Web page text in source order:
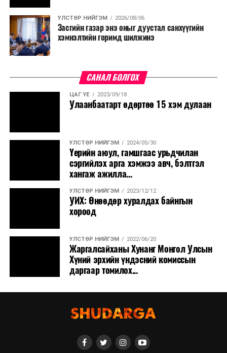
Төсвийн сахилга бат сайжирч, эдийн засгийн нөхцөл
байдал хэвийн болсон тохиолдолд эдгээр
хязгаарлалтыг үе шаттайгаар сулруулах юм.
УЛСТӨР НИЙГЭМ 2026/08/06
Засгийн газар энэ оныг дуустал санхүүгийн
хэмнэлтийн горимд шилжинэ
САНАЛ БОЛГОХ
ЦАГ ҮЕ 2023/09/18
Улаанбаатарт өдөртөө 15 хэм дулаан
УЛСТӨР НИЙГЭМ 2024/05/30
Үерийн аюул, гамшгаас урьдчилан
сэргийлэх арга хэмжээ авч, бэлтгэл
хангаж ажилла...
УЛСТӨР НИЙГЭМ 2023/12/12
УИХ: Өнөөдөр хуралдах байнгын
хороод
УЛСТӨР НИЙГЭМ 2022/06/20
Жаргалсайханы Хунанг Монгол Улсын
Хүний эрхийн үндэсний комиссын
даргаар томилох...